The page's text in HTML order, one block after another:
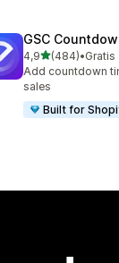
GSC
4,9na 5 gwiazdek
(484)
Łączna liczba
•Gratis
Add countdown
sales
Built for